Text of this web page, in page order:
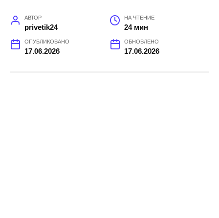
АВТОР
privetik24
НА ЧТЕНИЕ
24 мин
ОПУБЛИКОВАНО
17.06.2026
ОБНОВЛЕНО
17.06.2026